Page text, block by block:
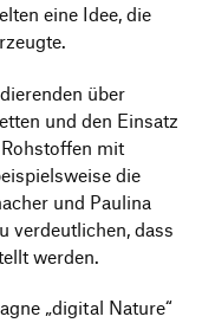
eine Idee, die
über
und den Einsatz
mit
die
und Paulina
verdeut­li­chen, dass
werden.
„digital Nature“